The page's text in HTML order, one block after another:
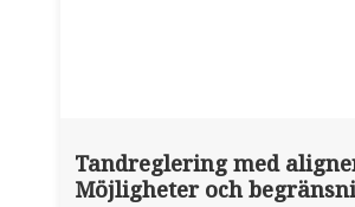
Tandreglering med
Möjligheter och